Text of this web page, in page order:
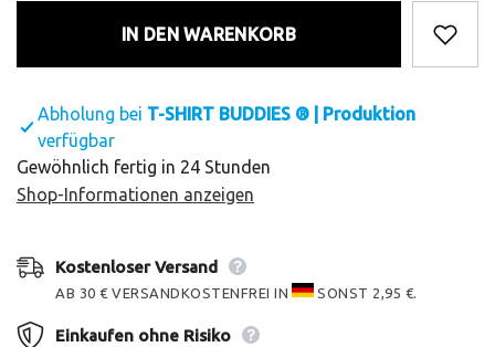
IN DEN WARENKORB
Abholung bei T-SHIRT BUDDIES ® | Produktion
verfügbar
Gewöhnlich fertig in 24 Stunden
Shop-Informationen anzeigen
Kostenloser Versand
AB 30 € VERSANDKOSTENFREI IN SONST 2,95 €.
Einkaufen ohne Risiko